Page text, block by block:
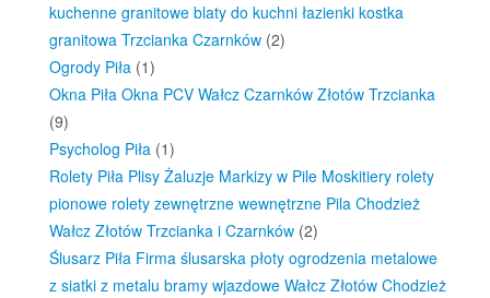
kuchenne granitowe blaty do kuchni łazienki kostka
granitowa Trzcianka Czarnków (2)
Ogrody Piła (1)
Okna Piła Okna PCV Wałcz Czarnków Złotów Trzcianka
(9)
Psycholog Piła (1)
Rolety Piła Plisy Żaluzje Markizy w Pile Moskitiery rolety
pionowe rolety zewnętrzne wewnętrzne Pila Chodzież
Wałcz Złotów Trzcianka i Czarnków (2)
Ślusarz Piła Firma ślusarska płoty ogrodzenia metalowe
z siatki z metalu bramy wjazdowe Wałcz Złotów Chodzież